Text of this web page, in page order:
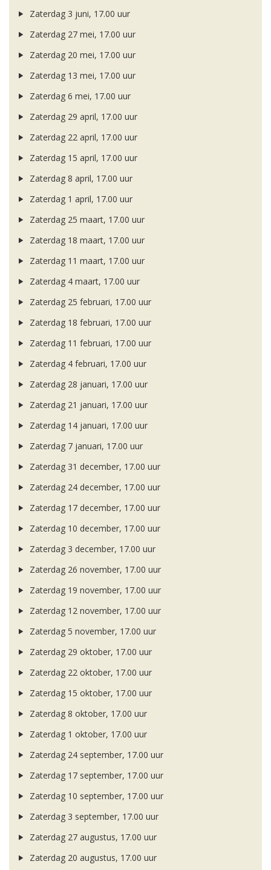
Zaterdag 3 juni, 17.00 uur
Zaterdag 27 mei, 17.00 uur
Zaterdag 20 mei, 17.00 uur
Zaterdag 13 mei, 17.00 uur
Zaterdag 6 mei, 17.00 uur
Zaterdag 29 april, 17.00 uur
Zaterdag 22 april, 17.00 uur
Zaterdag 15 april, 17.00 uur
Zaterdag 8 april, 17.00 uur
Zaterdag 1 april, 17.00 uur
Zaterdag 25 maart, 17.00 uur
Zaterdag 18 maart, 17.00 uur
Zaterdag 11 maart, 17.00 uur
Zaterdag 4 maart, 17.00 uur
Zaterdag 25 februari, 17.00 uur
Zaterdag 18 februari, 17.00 uur
Zaterdag 11 februari, 17.00 uur
Zaterdag 4 februari, 17.00 uur
Zaterdag 28 januari, 17.00 uur
Zaterdag 21 januari, 17.00 uur
Zaterdag 14 januari, 17.00 uur
Zaterdag 7 januari, 17.00 uur
Zaterdag 31 december, 17.00 uur
Zaterdag 24 december, 17.00 uur
Zaterdag 17 december, 17.00 uur
Zaterdag 10 december, 17.00 uur
Zaterdag 3 december, 17.00 uur
Zaterdag 26 november, 17.00 uur
Zaterdag 19 november, 17.00 uur
Zaterdag 12 november, 17.00 uur
Zaterdag 5 november, 17.00 uur
Zaterdag 29 oktober, 17.00 uur
Zaterdag 22 oktober, 17.00 uur
Zaterdag 15 oktober, 17.00 uur
Zaterdag 8 oktober, 17.00 uur
Zaterdag 1 oktober, 17.00 uur
Zaterdag 24 september, 17.00 uur
Zaterdag 17 september, 17.00 uur
Zaterdag 10 september, 17.00 uur
Zaterdag 3 september, 17.00 uur
Zaterdag 27 augustus, 17.00 uur
Zaterdag 20 augustus, 17.00 uur